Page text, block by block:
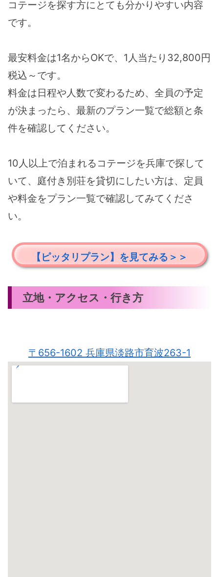
コテージを探す方にとても分かりやすい内容
です。
最安料金は1名からOKで、1人当たり32,800円
税込～です。
料金は日程や人数で変わるため、全員の予定
が決まったら、最新のプラン一覧で総額と条
件を確認してください。
10人以上で泊まれるコテージを兵庫で探して
いて、庭付き別荘を貸切にしたい方は、定員
や料金をプラン一覧で確認してみてくださ
い。
【ピッタリプラン】を見てみる＞＞
立地・アクセス・行き方
〒656-1602 兵庫県淡路市育波263-1